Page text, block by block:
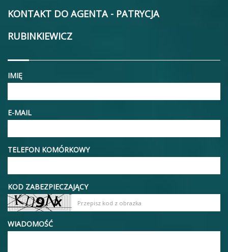
KONTAKT DO AGENTA - PATRYCJA
RUBINKIEWICZ
IMIĘ
E-MAIL
TELEFON KOMÓRKOWY
KOD ZABEZPIECZAJĄCY
WIADOMOŚĆ